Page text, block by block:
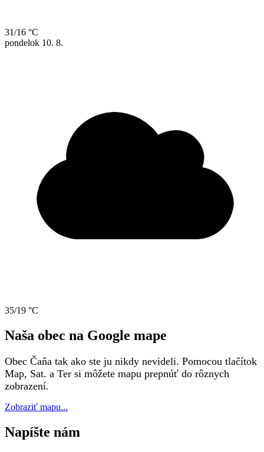
31/16 °C
pondelok 10. 8.
35/19 °C
Naša obec na Google mape
Obec Čaňa tak ako ste ju nikdy nevideli. Pomocou tlačítok
Map, Sat. a Ter si môžete mapu prepnúť do rôznych
zobrazení.
Zobraziť mapu...
Napíšte nám